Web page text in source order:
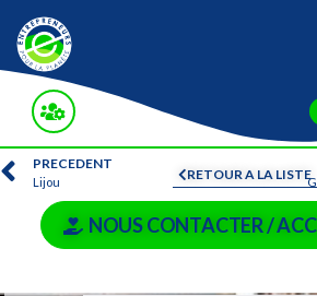
RETOUR A LA LISTE
PRECEDENT
Lijou
NOUS CONTACTER /